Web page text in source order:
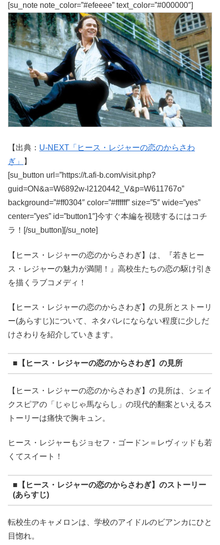
[su_note note_color=”#efeeee” text_color=”#000000″]
【出典： U-NEXT「ヒース・レジャーの恋のからさわ
ぎ」
】
[su_button url=”https://t.afi-b.com/visit.php?
guid=ON&a=W6892w-l2120442_V&p=W611767o”
background=”#ff0304″ color=”#ffffff” size=”5″ wide=”yes”
center=”yes” id=”button1″]今すぐ本編を視聴するにはコチ
ラ！[/su_button][/su_note]
【ヒース・レジャーの恋のからさわぎ】は、『若きヒー
ス・レジャーの魅力が満開！』高校生たちの恋の駆け引き
を描くラブコメディ！
【ヒース・レジャーの恋のからさわぎ】の見所とストーリ
ー(あらすじ)について、ネタバレにならない程度に少しだ
けさわりを紹介していきます。
■【ヒース・レジャーの恋のからさわぎ】の見所
【ヒース・レジャーの恋のからさわぎ】の見所は、シェイ
クスピアの「じゃじゃ馬ならし」の現代的翻案といえるス
トーリーは痛快で胸キュン。
ヒース・レジャーもジョセフ・ゴードン＝レヴィッドも若
くてスイート！
■【ヒース・レジャーの恋のからさわぎ】のストーリー
(あらすじ)
転校生のキャメロンは、学校のアイドルのビアンカにひと
目惚れ。